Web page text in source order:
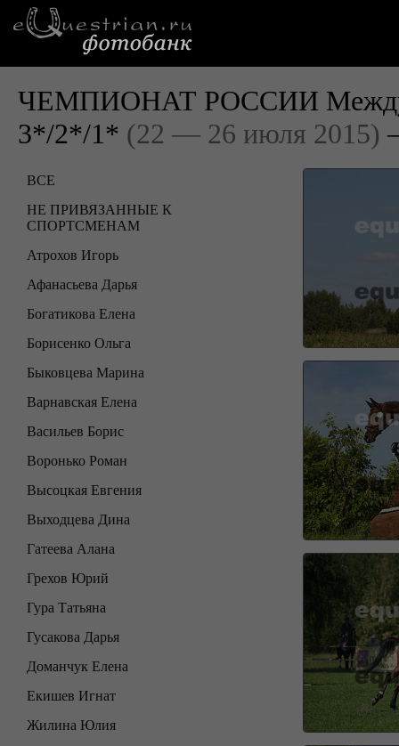
ЧЕМПИОНАТ РОССИИ
3*/2*/1* (22 — 26 июля 2015)
ВСЕ
НЕ ПРИВЯЗАННЫЕ К
СПОРТСМЕНАМ
Атрохов Игорь
Афанасьева Дарья
Богатикова Елена
Борисенко Ольга
Быковцева Марина
Варнавская Елена
Васильев Борис
Воронько Роман
Высоцкая Евгения
Выходцева Дина
Гатеева Алана
Грехов Юрий
Гура Татьяна
Гусакова Дарья
Доманчук Елена
Екишев Игнат
Жилина Юлия